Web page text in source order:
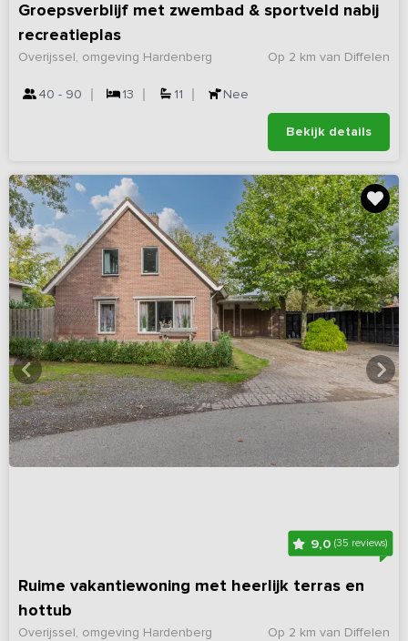
Groepsverblijf met zwembad & sportveld nabij
recreatieplas
Op 2 km van Diffelen
Overijssel, omgeving Hardenberg
40 - 90 13 11 Nee
Bekijk details
9,0 (35 reviews)
Ruime vakantiewoning met heerlijk terras en
hottub
Op 2 km van Diffelen
Overijssel, omgeving Hardenberg